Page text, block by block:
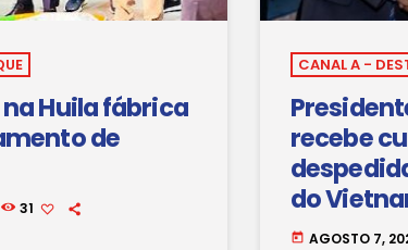
Huila fábrica
de
31
CANAL A -
recebe
do
Angola
today AGOSTO 7,